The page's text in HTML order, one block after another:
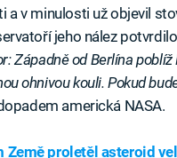
v minulosti už objevil
jeho nález
Západně od Berlína
ohnivou kouli. Pokud
americká NASA.
Země proletěl asteroid